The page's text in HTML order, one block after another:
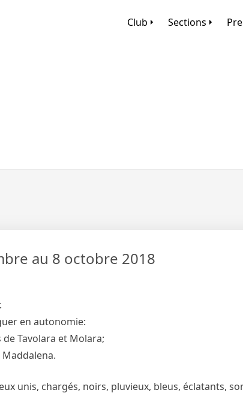
Club Sections
au 8 octobre 2018
en autonomie:
Tavolara et Molara;
unis, chargés, noirs, pluvieux, bleus, éclatants,